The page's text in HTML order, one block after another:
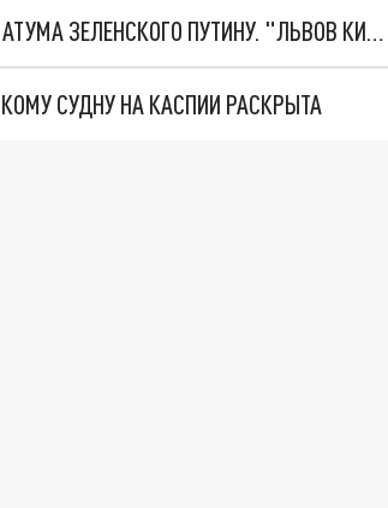
НОВОЕ МАСШТАБНЕЙШЕЕ НАСТУПЛЕНИЕ. ТРИ УЛЬТИМАТУМА ЗЕЛЕНСКОГО ПУТИНУ. "ЛЬВОВ КИМА" ПОСТАВЯТ НА ПВО? ГЛОБАЛЬНЫЙ ПРОРЫВ ПОД ЗАПОРОЖЬЕМ
СУДНУ НА КАСПИИ РАСКРЫТА